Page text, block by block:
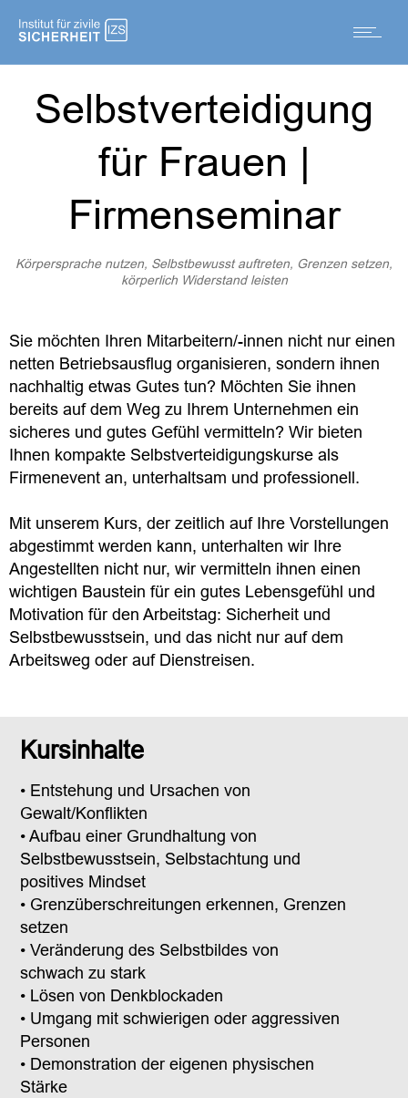
Selbstverteidigung
für Frauen |
Firmenseminar
Körpersprache nutzen, Selbstbewusst auftreten, Grenzen setzen,
körperlich Widerstand leisten
Sie möchten Ihren Mitarbeitern/-innen nicht nur einen
netten Betriebsausflug organisieren, sondern ihnen
nachhaltig etwas Gutes tun? Möchten Sie ihnen
bereits auf dem Weg zu Ihrem Unternehmen ein
sicheres und gutes Gefühl vermitteln? Wir bieten
Ihnen kompakte Selbstverteidigungskurse als
Firmenevent an, unterhaltsam und professionell.
Mit unserem Kurs, der zeitlich auf Ihre Vorstellungen
abgestimmt werden kann, unterhalten wir Ihre
Angestellten nicht nur, wir vermitteln ihnen einen
wichtigen Baustein für ein gutes Lebensgefühl und
Motivation für den Arbeitstag: Sicherheit und
Selbstbewusstsein, und das nicht nur auf dem
Arbeitsweg oder auf Dienstreisen.
Kursinhalte
• Entstehung und Ursachen von
Gewalt/Konflikten
• Aufbau einer Grundhaltung von
Selbstbewusstsein, Selbstachtung und
positives Mindset
• Grenzüberschreitungen erkennen, Grenzen
setzen
• Veränderung des Selbstbildes von
schwach zu stark
• Lösen von Denkblockaden
• Umgang mit schwierigen oder aggressiven
Personen
• Demonstration der eigenen physischen
Stärke